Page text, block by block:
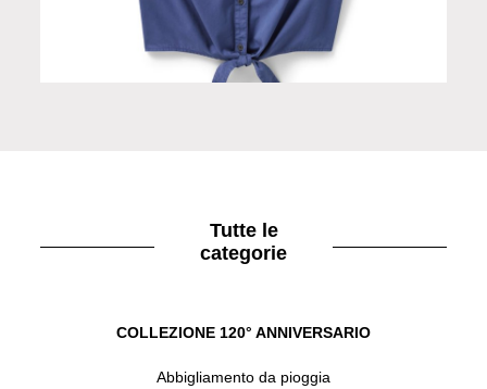
Smanicato donna blu
Tutte le
categorie
COLLEZIONE 120° ANNIVERSARIO
Abbigliamento da pioggia